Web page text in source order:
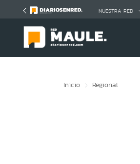
NUESTRA RED
Inicio Regional